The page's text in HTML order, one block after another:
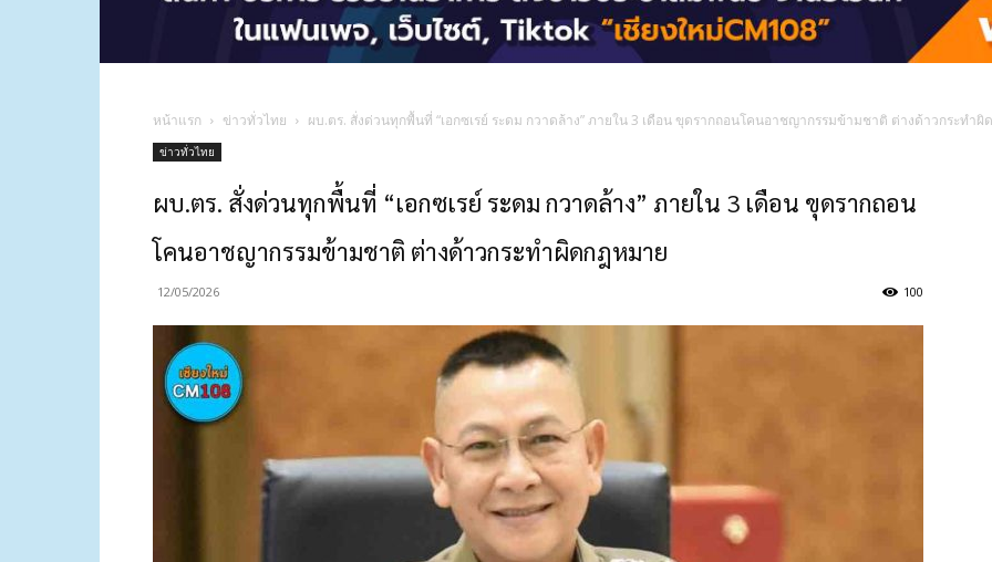
หน้าแรก ข่าวทั่วไทย ผบ.ตร. สั่งด่วนทุกพื้นที่ “เอกซเรย์ ระดม กวาดล้าง” ภายใน 3 เดือน ขุดรากถอนโคนอาชญากรรมข้ามชาติ ต่างด้าวกระทำผิ
ข่าวทั่วไทย
ผบ.ตร. สั่งด่วนทุกพื้นที่ “เอกซเรย์ ระดม กวาดล้าง” ภายใน 3 เดือน ขุดรากถอน
โคนอาชญากรรมข้ามชาติ ต่างด้าวกระทำผิดกฎหมาย
12/05/2026 100